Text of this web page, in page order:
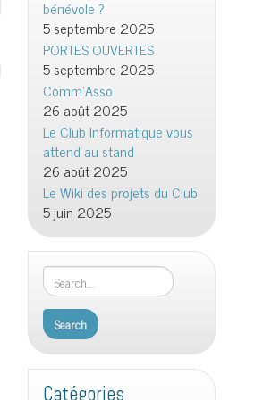
bénévole ?
5 septembre 2025
PORTES OUVERTES
5 septembre 2025
Comm’Asso
26 août 2025
Le Club Informatique vous
attend au stand
26 août 2025
Le Wiki des projets du Club
5 juin 2025
Catégories